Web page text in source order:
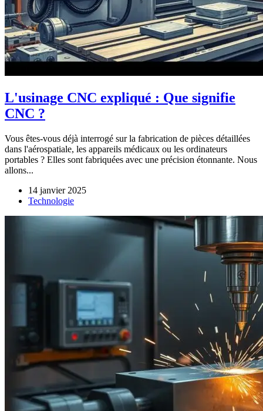
L'usinage CNC expliqué : Que signifie
CNC ?
Vous êtes-vous déjà interrogé sur la fabrication de pièces détaillées
dans l'aérospatiale, les appareils médicaux ou les ordinateurs
portables ? Elles sont fabriquées avec une précision étonnante. Nous
allons...
14 janvier 2025
Technologie